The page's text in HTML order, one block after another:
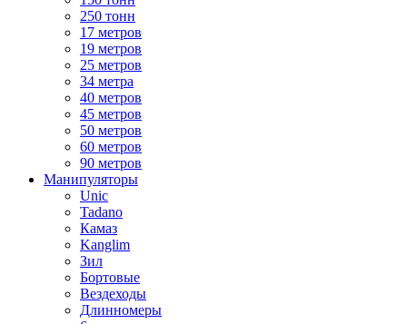
250 тонн
17 метров
19 метров
25 метров
34 метра
40 метров
45 метров
50 метров
60 метров
90 метров
Манипуляторы
Unic
Tadano
Камаз
Kanglim
Зил
Бортовые
Вездеходы
Длинномеры